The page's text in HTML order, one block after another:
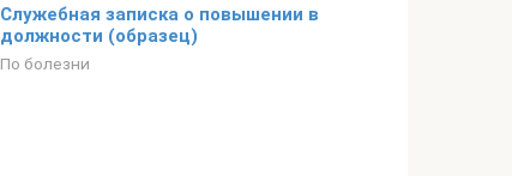
Служебная записка о повышении в
должности (образец)
По болезни